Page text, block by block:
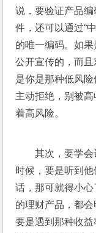
说，要验证产品
件，还可以通过“
的唯一编码。如
公开宣传的，而且
是你是那种低风
主动拒绝，别被
着高风险。
其次，要学
时候，要是听到他
话，那可就得小
的理财产品，都会
要是遇到那种收